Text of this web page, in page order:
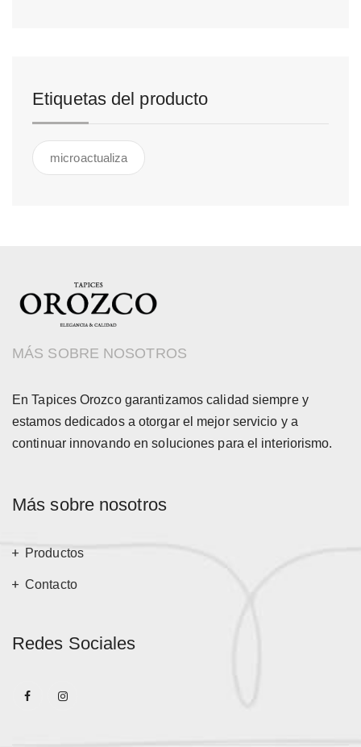
Etiquetas del producto
microactualiza
MÁS SOBRE NOSOTROS
En Tapices Orozco garantizamos calidad siempre y
estamos dedicados a otorgar el mejor servicio y a
continuar innovando en soluciones para el interiorismo.
Más sobre nosotros
Productos
Contacto
Redes Sociales